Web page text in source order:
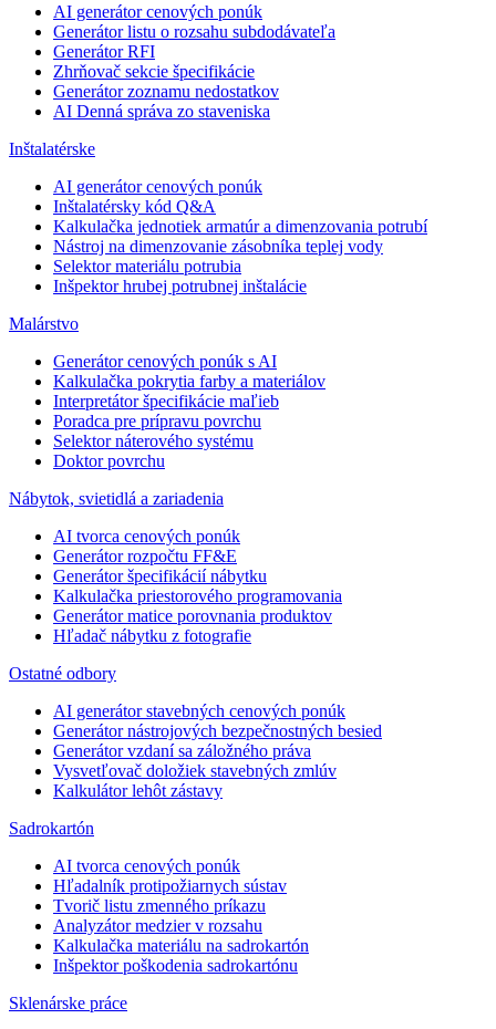
AI generátor cenových ponúk
Generátor listu o rozsahu subdodávateľa
Generátor RFI
Zhrňovač sekcie špecifikácie
Generátor zoznamu nedostatkov
AI Denná správa zo staveniska
Inštalatérske
AI generátor cenových ponúk
Inštalatérsky kód Q&A
Kalkulačka jednotiek armatúr a dimenzovania potrubí
Nástroj na dimenzovanie zásobníka teplej vody
Selektor materiálu potrubia
Inšpektor hrubej potrubnej inštalácie
Malárstvo
Generátor cenových ponúk s AI
Kalkulačka pokrytia farby a materiálov
Interpretátor špecifikácie maľieb
Poradca pre prípravu povrchu
Selektor náterového systému
Doktor povrchu
Nábytok, svietidlá a zariadenia
AI tvorca cenových ponúk
Generátor rozpočtu FF&E
Generátor špecifikácií nábytku
Kalkulačka priestorového programovania
Generátor matice porovnania produktov
Hľadač nábytku z fotografie
Ostatné odbory
AI generátor stavebných cenových ponúk
Generátor nástrojových bezpečnostných besied
Generátor vzdaní sa záložného práva
Vysvetľovač doložiek stavebných zmlúv
Kalkulátor lehôt zástavy
Sadrokartón
AI tvorca cenových ponúk
Hľadalník protipožiarnych sústav
Tvorič listu zmenného príkazu
Analyzátor medzier v rozsahu
Kalkulačka materiálu na sadrokartón
Inšpektor poškodenia sadrokartónu
Sklenárske práce